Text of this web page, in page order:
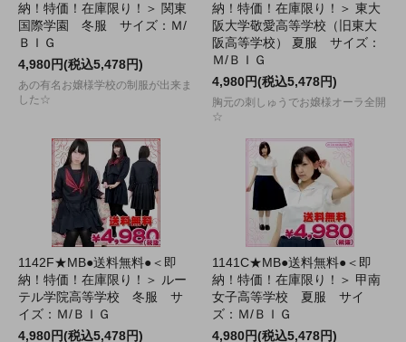
納！特価！在庫限り！＞ 関東
国際学園 冬服 サイズ：Ｍ/
ＢＩＧ
4,980円(税込5,478円)
あの有名お嬢様学校の制服が出来ま
した☆
納！特価！在庫限り！＞ 東大
阪大学敬愛高等学校（旧東大
阪高等学校） 夏服 サイズ：
Ｍ/ＢＩＧ
4,980円(税込5,478円)
胸元の刺しゅうでお嬢様オーラ全開
☆
1142F★MB●送料無料●＜即
納！特価！在庫限り！＞ ルー
テル学院高等学校 冬服 サ
イズ：Ｍ/ＢＩＧ
4,980円(税込5,478円)
1141C★MB●送料無料●＜即
納！特価！在庫限り！＞ 甲南
女子高等学校 夏服 サイ
ズ：Ｍ/ＢＩＧ
4,980円(税込5,478円)